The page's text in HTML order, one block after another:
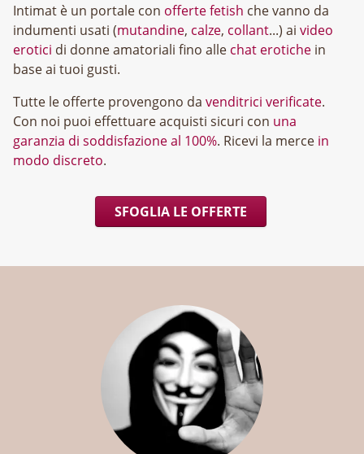
Intimat è un portale con offerte fetish che vanno da
indumenti usati (mutandine, calze, collant...) ai video
erotici di donne amatoriali fino alle chat erotiche in
base ai tuoi gusti.
Tutte le offerte provengono da venditrici verificate.
Con noi puoi effettuare acquisti sicuri con una
garanzia di soddisfazione al 100%. Ricevi la merce in
modo discreto.
SFOGLIA LE OFFERTE